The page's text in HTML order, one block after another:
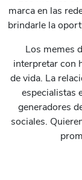
marca en las
brindarle la
Los memes
interpretar con
de vida. La
especialistas
generadores
sociales.